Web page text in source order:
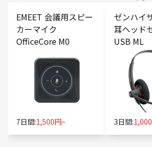
EMEET 会議用スピー
カーマイク
OfficeCore M0
7日間:1,500円~
ゼンハイ
耳ヘッド
USB ML
3日間: